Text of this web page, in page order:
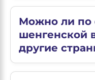
Можно ли по
шенгенской
другие